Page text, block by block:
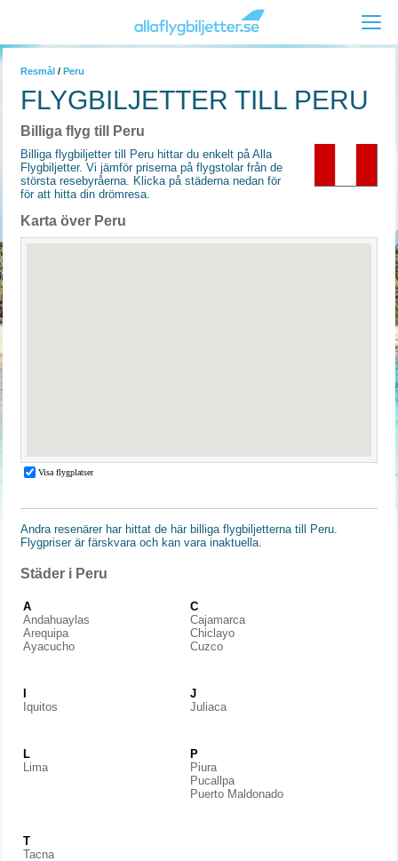
Resmål / Peru
FLYGBILJETTER TILL PERU
Billiga flyg till Peru
Billiga flygbiljetter till Peru hittar du enkelt på Alla
Flygbiljetter. Vi jämför priserna på flygstolar från de
största resebyråerna. Klicka på städerna nedan för
för att hitta din drömresa.
Karta över Peru
Andra resenärer har hittat de här billiga flygbiljetterna till Peru.
Flygpriser är färskvara och kan vara inaktuella.
Städer i Peru
A
Andahuaylas
Arequipa
Ayacucho
C
Cajamarca
Chiclayo
Cuzco
Iquitos
J
Juliaca
L
Lima
P
Piura
Pucallpa
Puerto Maldonado
T
Tacna